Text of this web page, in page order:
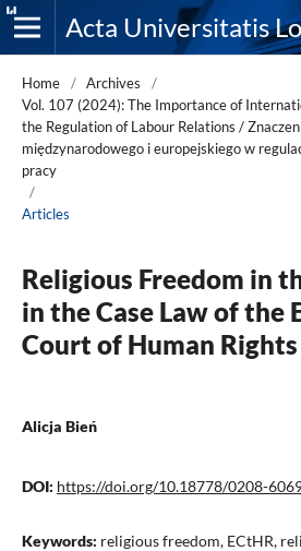
Home / Archives
/
Vol. 107 (2024): The Importance of
the Regulation of Labour Relations /
międzynarodowego i europejskiego w
pracy
/
Articles
Religious Freedom in
in the Case Law of the
Court of Human Rights
Alicja Bień
DOI: https://doi.org/10.18778/0208-
Keywords: religious freedom, ECtHR,